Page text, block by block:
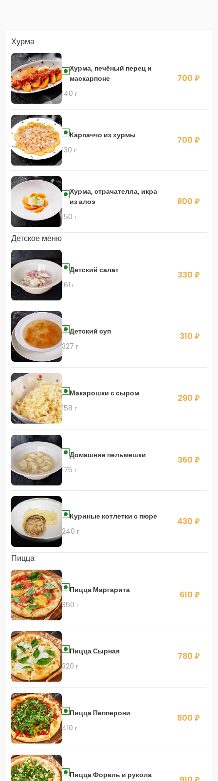
Скидка 400 руб. на первый заказ в приложении!
Скидка 450 руб. на первый заказ в приложении
Хурма
Хурма, печёный перец и
маскарпоне
140 г
700 ₽
Карпаччо из хурмы
130 г
700 ₽
Хурма, страчателла, икра
из алоэ
150 г
800 ₽
Детское меню
Детский салат
161 г
330 ₽
Детский суп
327 г
310 ₽
Макарошки с сыром
158 г
290 ₽
Домашние пельмешки
175 г
360 ₽
Куриные котлетки с пюре
240 г
430 ₽
Пицца
Пицца Маргарита
350 г
610 ₽
Пицца Сырная
320 г
780 ₽
Пицца Пепперони
410 г
800 ₽
Пицца Форель и рукола